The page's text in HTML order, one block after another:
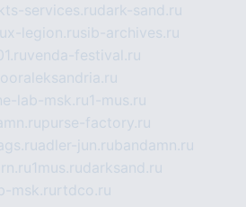
kts-services.rudark-sand.ru
x-legion.rusib-archives.ru
venda-festival.ru
lab-msk.ru1-mus.ru
purse-factory.ru
adler-jun.rubandamn.ru
1mus.rudarksand.ru
msk.ru rtdco.ru